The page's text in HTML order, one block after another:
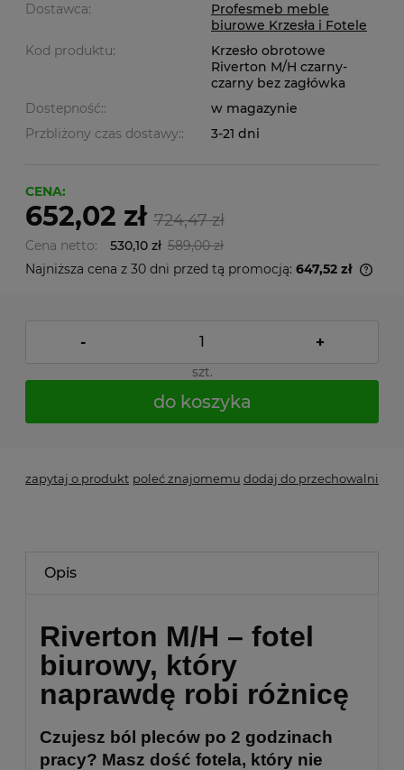
Dostawca:
Profesmeb meble
biurowe Krzesła i Fotele
Kod produktu:
Krzesło obrotowe
Riverton M/H czarny-
czarny bez zagłówka
Dostepność::
w magazynie
Przbliżony czas dostawy::
3-21 dni
CENA:
652,02 zł 724,47 zł
Cena netto: 530,10 zł 589,00 zł
Najniższa cena z 30 dni przed tą promocją: 647,52 zł
- +
szt.
do koszyka
zapytaj o produkt poleć znajomemu dodaj do przechowalni
Opis
Riverton M/H – fotel
biurowy, który
naprawdę robi różnicę
Czujesz ból pleców po 2 godzinach
pracy? Masz dość fotela, który nie